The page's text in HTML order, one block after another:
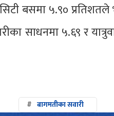
बसमा ५.९० प्रतिशतले
साधनमा ५.६९ र
# बागमतीका सवारी